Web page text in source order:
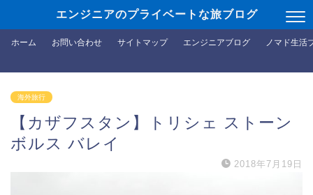
エンジニアのプライベートな旅ブログ
ホーム お問い合わせ サイトマップ エンジニアブログ ノマド生活
海外旅行
【カザフスタン】トリシェ ストーン
ボルス バレイ
2018年7月19日